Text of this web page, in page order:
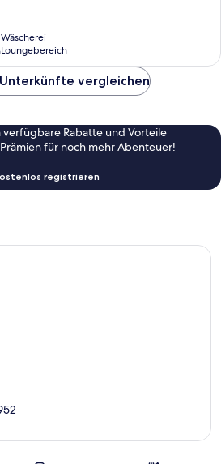
Wäscherei
Loungebereich
vergleichen
Rabatte und Vorteile
für noch mehr Abenteuer!
registrieren